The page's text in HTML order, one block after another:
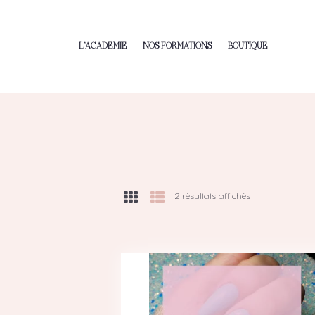
L’ACADEMIE NOS FORMATIONS BOUTIQUE
2 résultats affichés
au